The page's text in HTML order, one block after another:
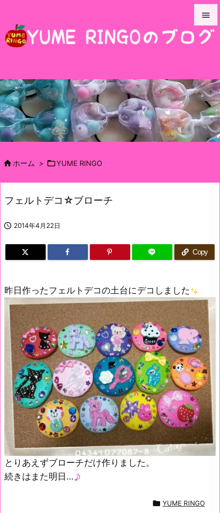



前へ

次へ

ホーム > YUME RINGO
フェルトデコ☆ブローチ
 2014年4月22日
Copy
昨日作ったフェルトデコの土台にデコしました
とりあえずブローチだけ作りました。
続きはまた明日…
 YUME RINGO